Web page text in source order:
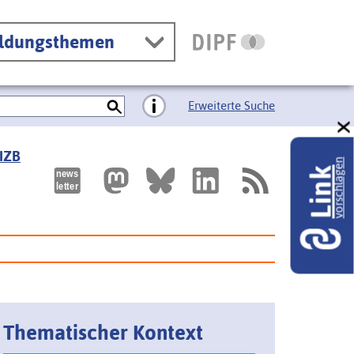
Erweiterte Suche
Thematischer Kontext
Linkvorschlagen